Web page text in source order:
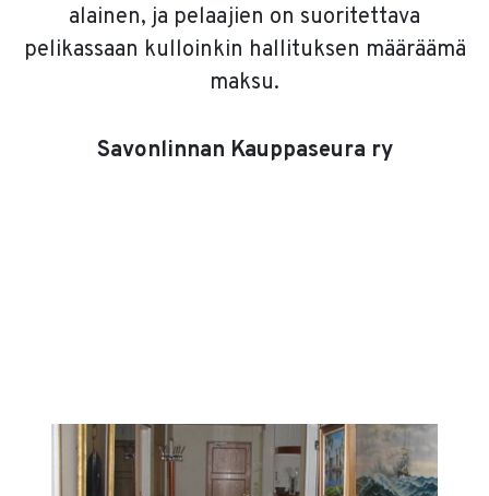
alainen, ja pelaajien on suoritettava
pelikassaan kulloinkin hallituksen määräämä
maksu.
Savonlinnan Kauppaseura ry